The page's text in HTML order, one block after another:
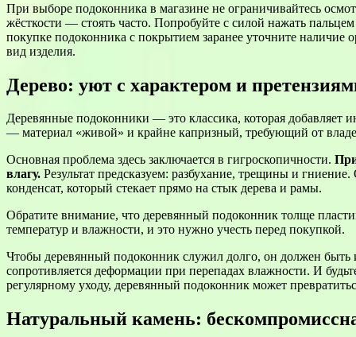
При выборе подоконника в магазине не ограничивайтесь
жёсткости — стоять часто. Попробуйте с силой нажать
покупке подоконника с покрытием заранее уточните наличие
вид изделия.
Дерево: уют с характером и
Деревянные подоконники — это классика, которая добавляет
— материал «живой» и крайне капризный, требующий от
Основная проблема здесь заключается в гигроскопичности.
влагу. Результат предсказуем: разбухание, трещины и
конденсат, который стекает прямо на стык дерева и рамы.
Обратите внимание, что деревянный подоконник толще
температур и влажности, и это нужно учесть перед покупкой.
Чтобы деревянный подоконник служил долго, он должен быть
сопротивляется деформации при перепадах влажности. И
регулярному уходу, деревянный подоконник может
Натуральный камень: